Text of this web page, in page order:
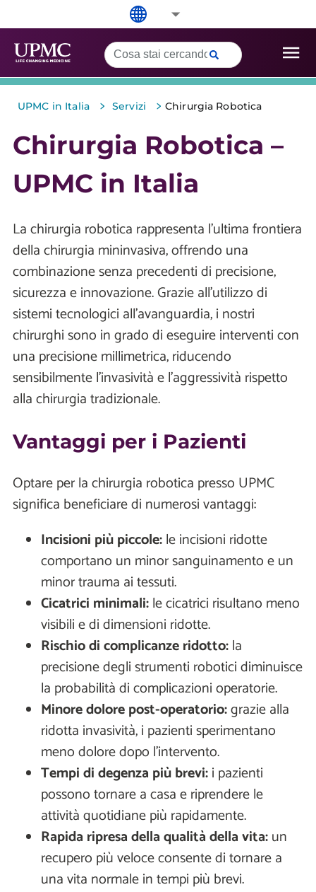
UPMC in Italia > Servizi > Chirurgia Robotica
Chirurgia Robotica –
UPMC in Italia
La chirurgia robotica rappresenta l’ultima frontiera
della chirurgia mininvasiva, offrendo una
combinazione senza precedenti di precisione,
sicurezza e innovazione. Grazie all’utilizzo di
sistemi tecnologici all’avanguardia, i nostri
chirurghi sono in grado di eseguire interventi con
una precisione millimetrica, riducendo
sensibilmente l’invasività e l’aggressività rispetto
alla chirurgia tradizionale.
Vantaggi per i Pazienti
Optare per la chirurgia robotica presso UPMC
significa beneficiare di numerosi vantaggi:
Incisioni più piccole:le incisioni ridotte
comportano un minor sanguinamento e un
minor trauma ai tessuti.
Cicatrici minimali:le cicatrici risultano meno
visibili e di dimensioni ridotte.
Rischio di complicanze ridotto:la
precisione degli strumenti robotici diminuisce
la probabilità di complicazioni operatorie.
Minore dolore post-operatorio:grazie alla
ridotta invasività, i pazienti sperimentano
meno dolore dopo l'intervento.
Tempi di degenza più brevi:i pazienti
possono tornare a casa e riprendere le
attività quotidiane più rapidamente.
Rapida ripresa della qualità della vita:un
recupero più veloce consente di tornare a
una vita normale in tempi più brevi.